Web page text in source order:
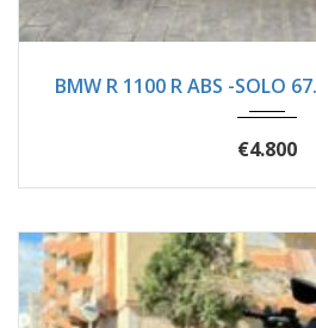
BMW R 1100 R ABS -SOLO
€4.800